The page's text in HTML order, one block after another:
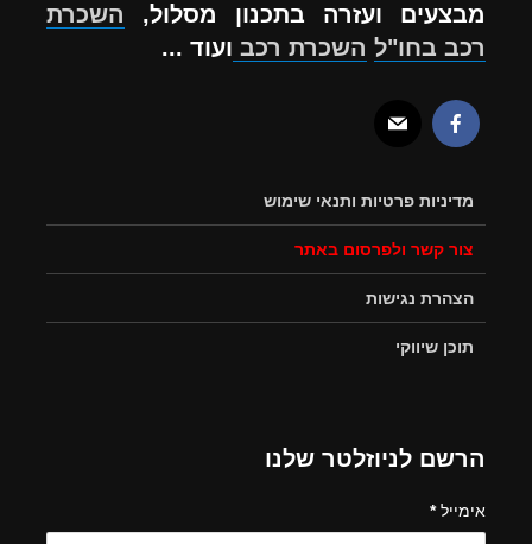
מבצעים ועזרה בתכנון מסלול, השכרת
רכב בחו"ל השכרת רכב ועוד ...
מדיניות פרטיות ותנאי שימוש
צור קשר ולפרסום באתר
הצהרת נגישות
תוכן שיווקי
הרשם לניוזלטר שלנו
אימייל*